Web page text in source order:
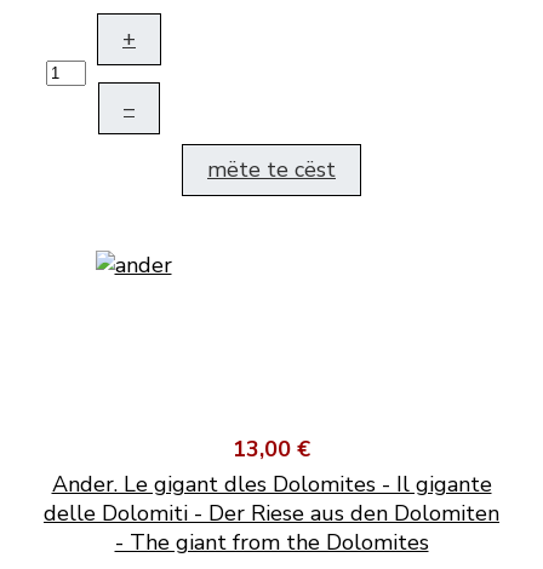
+
–
mëte te cëst
13,00 €
Ander. Le gigant dles Dolomites - Il gigante
delle Dolomiti - Der Riese aus den Dolomiten
- The giant from the Dolomites